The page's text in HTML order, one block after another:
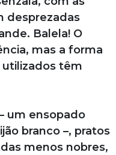
desprezadas
Balela! O
mas a forma
têm
um ensopado
branco –, pratos
menos nobres,